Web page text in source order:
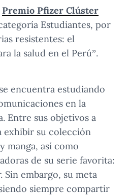
Premio Pfizer Clúster
Estudiantes, por
resistentes: el
la salud en el Perú”.
encuentra estudiando
en la
Entre sus objetivos a
exhibir su colección
manga, así como
de su serie favorita:
. Sin embargo, su meta
siempre compartir